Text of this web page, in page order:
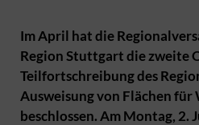
Im April hat die
Region Stuttgart die zweite
Teilfortschreibung des
Ausweisung von Flächen
beschlossen. Am Montag, 2.